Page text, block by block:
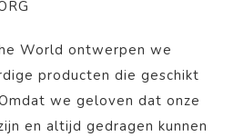
World ontwerpen we
producten die geschikt
we geloven dat onze
en altijd gedragen kunnen